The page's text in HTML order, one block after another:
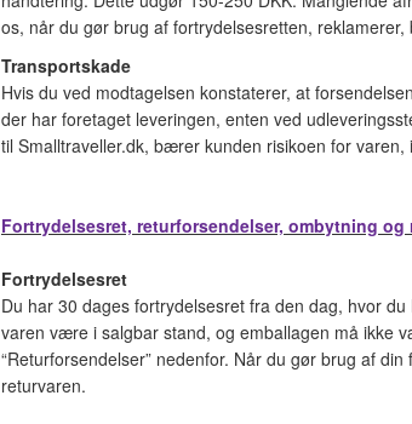
os, når du gør brug af fortrydelsesretten,
Transportskade
Hvis du ved modtagelsen konstaterer, at
der har foretaget leveringen, enten ved
til Smalltraveller.dk, bærer kunden risikoen for
Fortrydelsesret, returforsendelser, ombytning og
Fortrydelsesret
Du har 30 dages fortrydelsesret fra den dag, hvor
varen være i salgbar stand, og emballagen må ikke
“Returforsendelser” nedenfor. Når du gør brug af
returvaren.